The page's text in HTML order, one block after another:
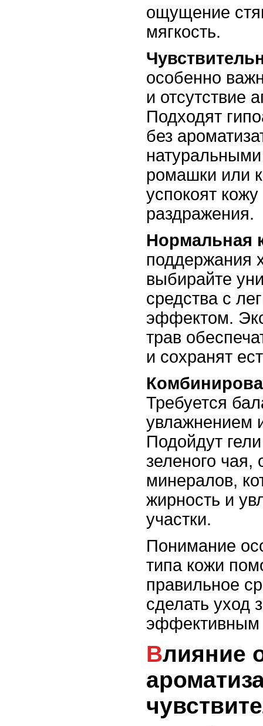
ощущение
мягкость.
особенно
и отсутствие
Подходят
без
ромашки или
успокоят
раздражения.
Нормальная
поддержания
выбирайте
средства с
эффектом.
трав
и сохранят
Требуется
увлажнением
Подойдут
зеленого чая,
минералов,
жирность и
участки.
Понимание
типа кожи
правильное
сделать уход
Влияние отдушек и